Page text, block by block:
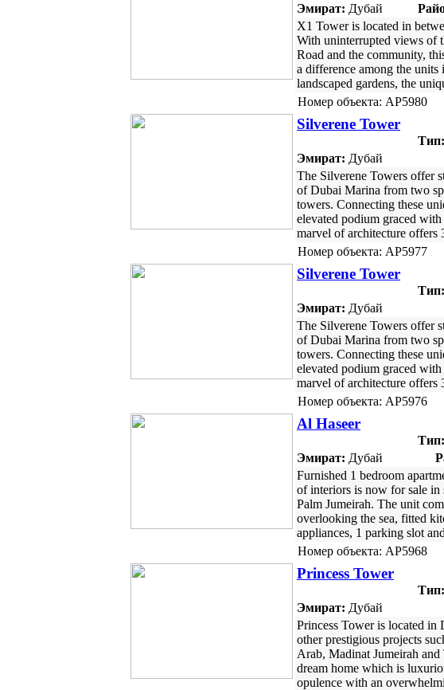
Эмират: Дубай
X1 Tower is located in
With uninterrupted views of
Road and the community,
a difference among the
landscaped gardens, the
Номер объекта: AP5980
Silverene Tower
Тип:
Эмират: Дубай
The Silverene Towers offer
of Dubai Marina from two
towers. Connecting these
elevated podium graced
marvel of architecture offers
Номер объекта: AP5977
Silverene Tower
Тип:
Эмират: Дубай
The Silverene Towers offer
of Dubai Marina from two
towers. Connecting these
elevated podium graced
marvel of architecture offers
Номер объекта: AP5976
Al Haseer
Тип:
Эмират: Дубай
Furnished 1 bedroom
of interiors is now for sale in
Palm Jumeirah. The unit
overlooking the sea, fitted
appliances, 1 parking slot
Номер объекта: AP5968
Princess Tower
Тип:
Эмират: Дубай
Princess Tower is located in
other prestigious projects
Arab, Madinat Jumeirah
dream home which is
opulence with an